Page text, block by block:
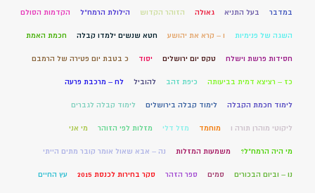
במדבר בעל התניא גאולה הזוהר הקדוש הילולת הרמח"ל הקדמות הסולם
השגה של פנימיות ו – קרא את יהושע חטא שנשים ילמדו קבלה חכמת האמת
חסידות פרשת וישלח טקס יום ירושלים יסוד כ בטבת יום פטירה של הרמבם
כז – רציצא דמית בביעותה כיפת זהב להוביל לח – מרכבת פרעה
לימוד חכמת הקבלה לימוד קבלה בירושלים לימוד קבלה לגברים
ליקוטי מוהרן תורה ו מוחמד מזל דלי מזלות לפי הזוהר מי אני
מי היה הרמח"ל? משמעות המזלות נה – אבא שאול אומר קובר מתים הייתי
נו – וביום הבכורים סמים ספר הזהר סקר בחירות לכנסת 2015 עץ החיים